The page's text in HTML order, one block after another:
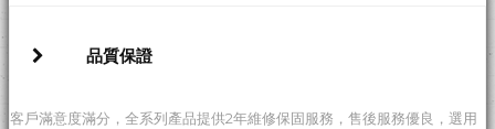
品質保證
客戶滿意度滿分，全系列產品提供2年維修保固服務，售後服務優良，選用